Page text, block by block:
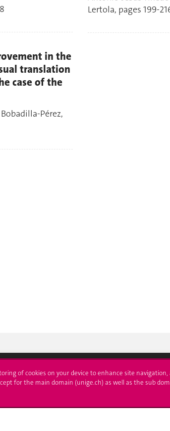
Lertola, pages 199-
in the
translation
case of the
Pérez,
S'inscrire à l'UNIGE
Immatriculations
of cookies on your device to enhance site
for the main domain (unige.ch) as well as the sub